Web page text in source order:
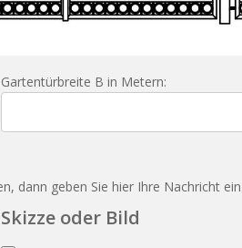
Gartentürbreite B in Metern:
dann geben Sie hier Ihre Nachricht ein.
Skizze oder Bild